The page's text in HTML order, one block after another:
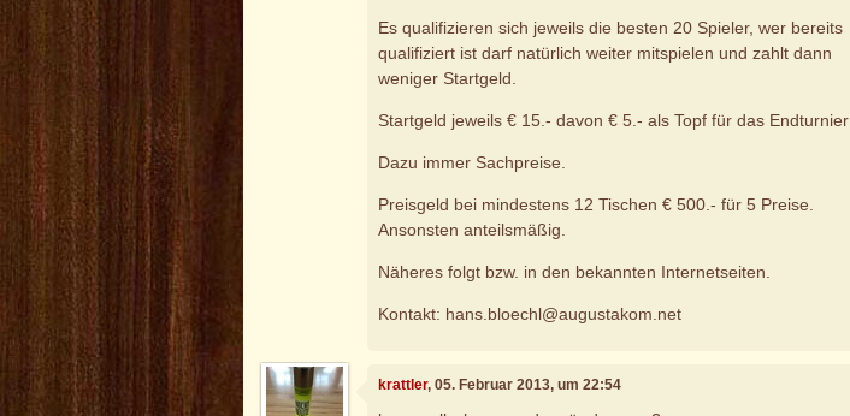
Es qualifizieren sich jeweils die besten 20 Spieler, wer bereits
qualifiziert ist darf natürlich weiter mitspielen und zahlt dann
weniger Startgeld.
Startgeld jeweils € 15.- davon € 5.- als Topf für das Endturnier
Dazu immer Sachpreise.
Preisgeld bei mindestens 12 Tischen € 500.- für 5 Preise.
Ansonsten anteilsmäßig.
Näheres folgt bzw. in den bekannten Internetseiten.
Kontakt: hans.bloechl@augustakom.net
krattler, 05. Februar 2013, um 22:54